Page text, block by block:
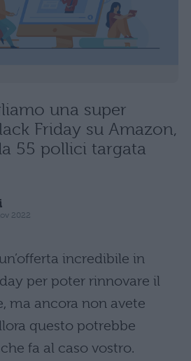
una super
Friday su Amazon,
55 pollici targata
2022
incredibile in
per poter rinnovare il
ma ancora non avete
questo potrebbe
fa al caso vostro.